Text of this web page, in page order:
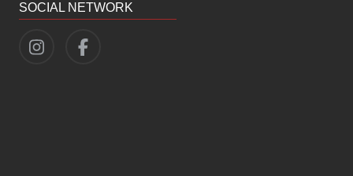
SOCIAL NETWORK